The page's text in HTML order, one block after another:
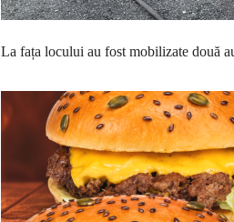
La fața locului au fost mobilizate două